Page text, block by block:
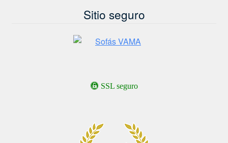
Sitio seguro
SSL seguro